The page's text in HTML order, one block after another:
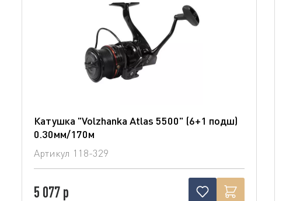
Катушка "Volzhanka Atlas 5500" (6+1 подш)
0.30мм/170м
Артикул 118-329
5 077 р